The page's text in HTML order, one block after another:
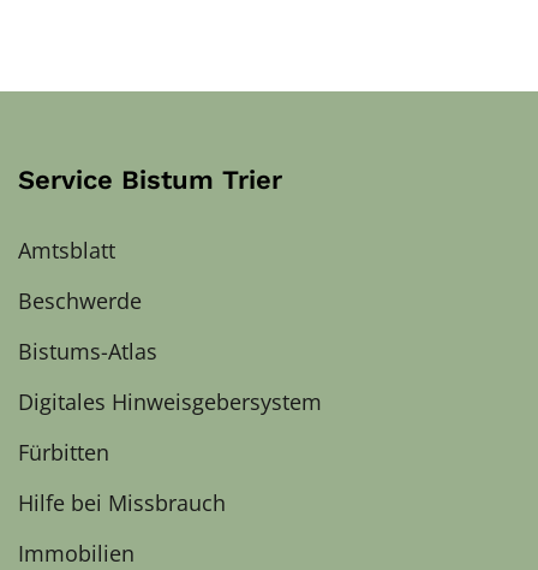
Service Bistum Trier
Amtsblatt
Beschwerde
Bistums-Atlas
Digitales Hinweisgebersystem
Fürbitten
Hilfe bei Missbrauch
Immobilien